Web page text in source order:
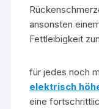
ansonsten
Fettleibigkeit
für jedes noch
elektrisch
eine